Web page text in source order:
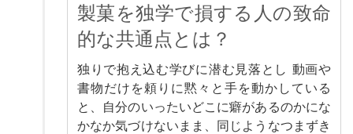
製菓を独学で損する人の致命
的な共通点とは？
独りで抱え込む学びに潜む見落とし 動画や
書物だけを頼りに黙々と手を動かしている
と、自分のいったいどこに癖があるのかにな
かなか気づけないまま、同じようなつまずき